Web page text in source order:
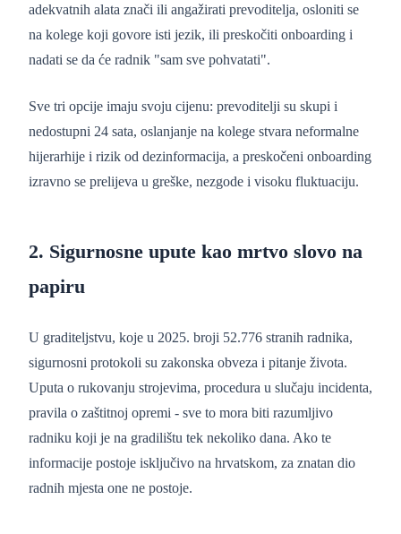
adekvatnih alata znači ili angažirati prevoditelja, osloniti se
na kolege koji govore isti jezik, ili preskočiti onboarding i
nadati se da će radnik "sam sve pohvatati".
Sve tri opcije imaju svoju cijenu: prevoditelji su skupi i
nedostupni 24 sata, oslanjanje na kolege stvara neformalne
hijerarhije i rizik od dezinformacija, a preskočeni onboarding
izravno se prelijeva u greške, nezgode i visoku fluktuaciju.
2. Sigurnosne upute kao mrtvo slovo na
papiru
U graditeljstvu, koje u 2025. broji 52.776 stranih radnika,
sigurnosni protokoli su zakonska obveza i pitanje života.
Uputa o rukovanju strojevima, procedura u slučaju incidenta,
pravila o zaštitnoj opremi - sve to mora biti razumljivo
radniku koji je na gradilištu tek nekoliko dana. Ako te
informacije postoje isključivo na hrvatskom, za znatan dio
radnih mjesta one ne postoje.